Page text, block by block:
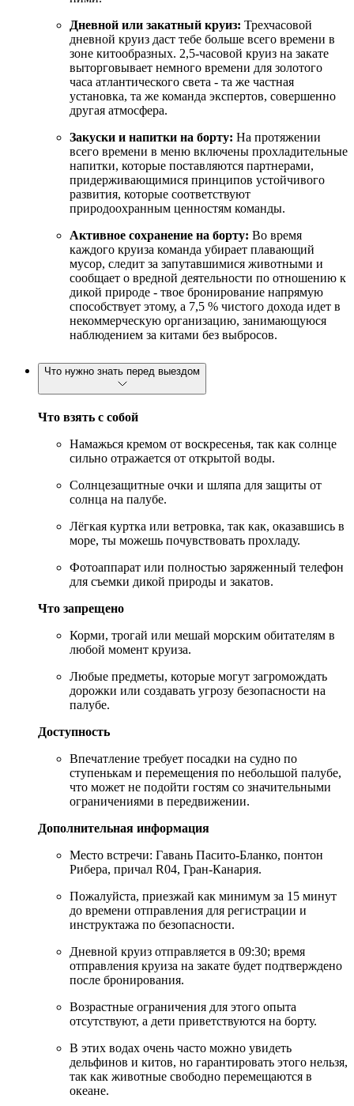
Дневной или закатный круиз: Трехчасовой
дневной круиз даст тебе больше всего времени в
зоне китообразных. 2,5-часовой круиз на закате
выторговывает немного времени для золотого
часа атлантического света - та же частная
установка, та же команда экспертов, совершенно
другая атмосфера.
Закуски и напитки на борту: На протяжении
всего времени в меню включены прохладительные
напитки, которые поставляются партнерами,
придерживающимися принципов устойчивого
развития, которые соответствуют
природоохранным ценностям команды.
Активное сохранение на борту: Во время
каждого круиза команда убирает плавающий
мусор, следит за запутавшимися животными и
сообщает о вредной деятельности по отношению к
дикой природе - твое бронирование напрямую
способствует этому, а 7,5 % чистого дохода идет в
некоммерческую организацию, занимающуюся
наблюдением за китами без выбросов.
Что нужно знать перед выездом
Что взять с собой
Намажься кремом от воскресенья, так как солнце
сильно отражается от открытой воды.
Солнцезащитные очки и шляпа для защиты от
солнца на палубе.
Лёгкая куртка или ветровка, так как, оказавшись в
море, ты можешь почувствовать прохладу.
Фотоаппарат или полностью заряженный телефон
для съемки дикой природы и закатов.
Что запрещено
Корми, трогай или мешай морским обитателям в
любой момент круиза.
Любые предметы, которые могут загромождать
дорожки или создавать угрозу безопасности на
палубе.
Доступность
Впечатление требует посадки на судно по
ступенькам и перемещения по небольшой палубе,
что может не подойти гостям со значительными
ограничениями в передвижении.
Дополнительная информация
Место встречи: Гавань Пасито-Бланко, понтон
Рибера, причал R04, Гран-Канария.
Пожалуйста, приезжай как минимум за 15 минут
до времени отправления для регистрации и
инструктажа по безопасности.
Дневной круиз отправляется в 09:30; время
отправления круиза на закате будет подтверждено
после бронирования.
Возрастные ограничения для этого опыта
отсутствуют, а дети приветствуются на борту.
В этих водах очень часто можно увидеть
дельфинов и китов, но гарантировать этого нельзя,
так как животные свободно перемещаются в
океане.